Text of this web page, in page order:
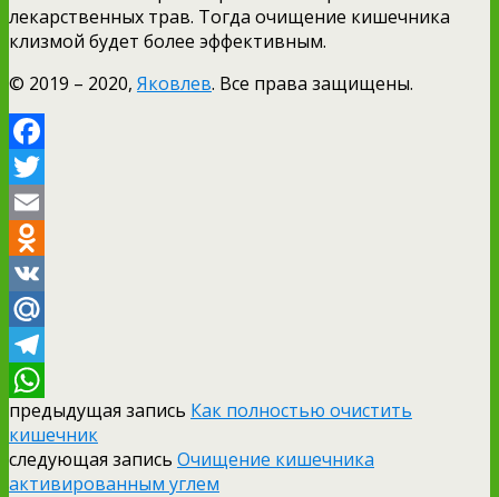
лекарственных трав. Тогда очищение кишечника
клизмой будет более эффективным.
© 2019 – 2020, Яковлев. Все права защищены.
Facebook
Twitter
Email
Odnoklassniki
VK
Mail.Ru
Telegram
WhatsApp
предыдущая запись Как полностью очистить
кишечник
следующая запись Очищение кишечника
активированным углем